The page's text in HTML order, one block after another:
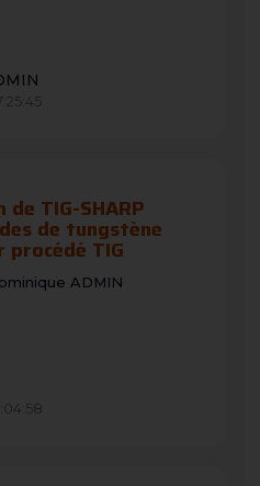
TIG-SHARP
de tungstène
procédé TIG
ADMIN